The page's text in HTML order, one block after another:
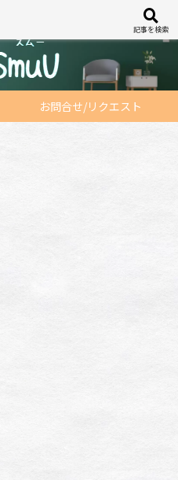
お問合せ/リクエスト
記事を検索